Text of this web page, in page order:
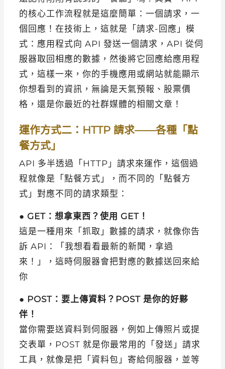
的核心工作流程就是這麼簡單：一個請求，一
個回應！在技術上，這就是「請求-回應」模
式：應用程式向 API 發送一個請求，API 從伺
服器取回相應的數據，然後將它回應給應用程
式，這樣一來，你的手機應用或網站就能顯示
你想看到的資訊，無論是天氣預報、股票價
格，還是你最近的社群媒體的相關文章！
運作方式二：HTTP 請求——各種「點
餐方式」
API 多半透過「HTTP」請求來運作，這個過
程就像是「點餐方式」，而不同的「點餐方
式」對應不同的請求類型：
● GET：想拿東西？使用 GET！
這是一種用來「抓取」數據的請求，就像你告
訴 API：「我想看看最新的新聞，拿過
來！」，這時伺服器會把對應的數據送回來給
你
● POST：要上傳資料？POST 是你的好夥
伴！
當你需要送資料到伺服器，例如上傳照片或提
交表單，POST 就是你最常用的「發送」請求
工具，就像是把「資料包」寄給伺服器，並等